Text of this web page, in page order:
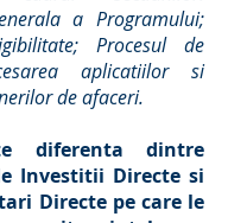
a Programului;
Procesul de
aplicatiilor si
de afaceri.
diferenta dintre
Investitii Directe si
Directe pe care le